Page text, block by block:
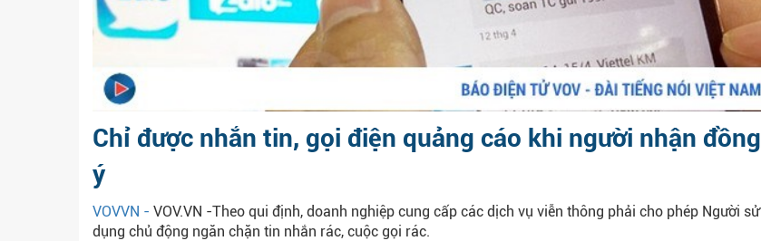
Chỉ được nhắn tin, gọi điện quảng cáo khi người nhận đồng
ý
VOVVN - VOV.VN -Theo qui định, doanh nghiệp cung cấp các dịch vụ viễn thông phải cho phép Người sử
dụng chủ động ngăn chặn tin nhắn rác, cuộc gọi rác.